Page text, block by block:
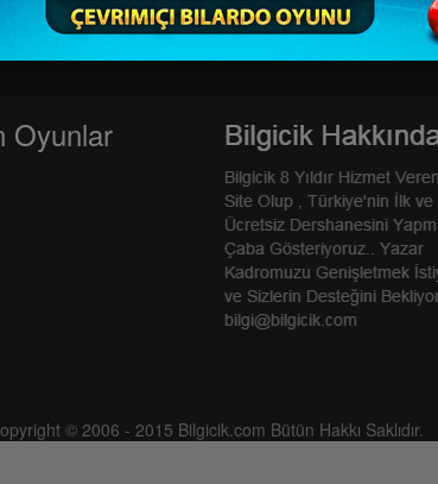
Oyunlar
© 2006 - 2015 Bilgicik.com Bütün Hakkı Saklıdır.